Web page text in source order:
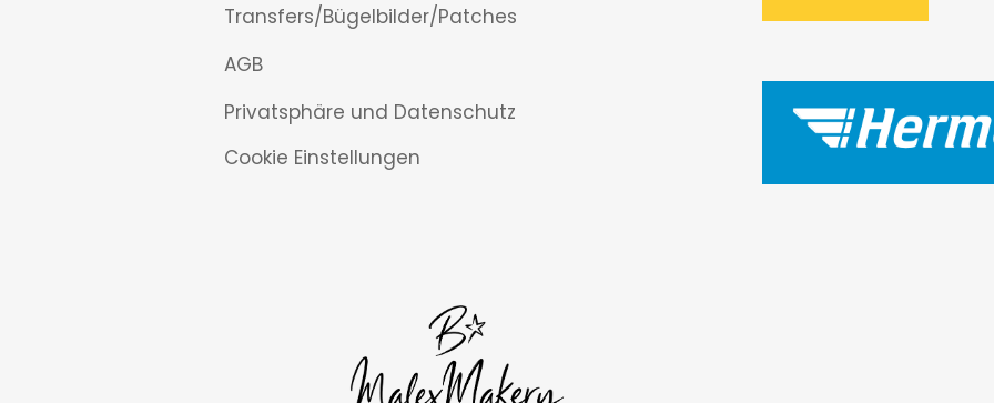
Transfers/Bügelbilder/Patches
AGB
Privatsphäre und Datenschutz
Cookie Einstellungen